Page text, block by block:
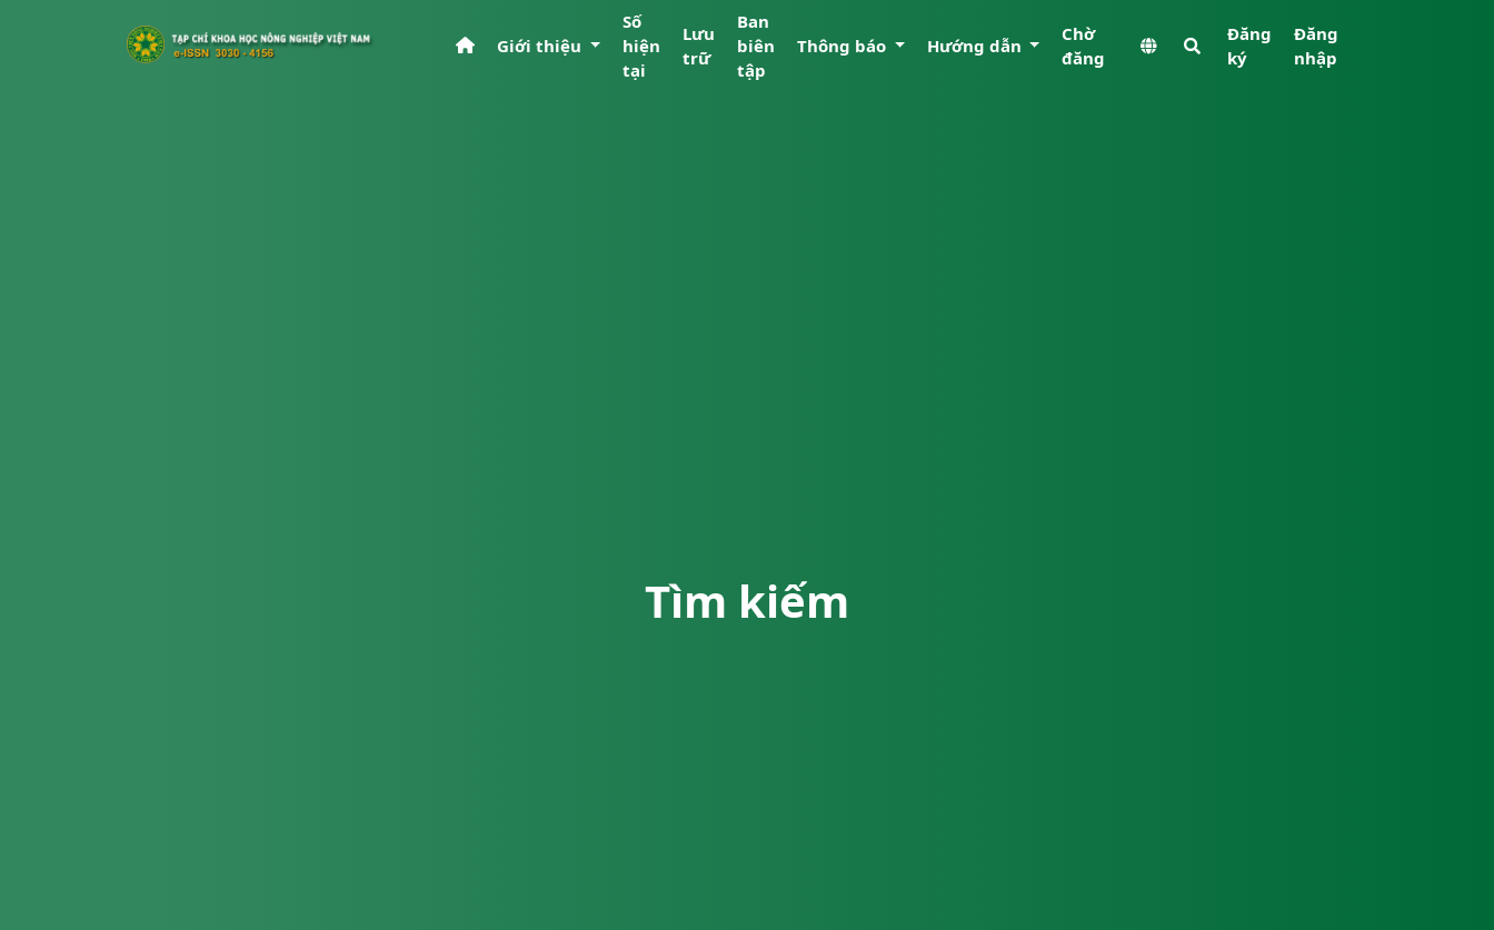
Giới thiệu
Số
hiện
tại
Lưu
trữ
Ban
biên
tập
Thông báo Hướng dẫn
Chờ
đăng
Đăng
ký
Đăng
nhập
Tìm kiếm